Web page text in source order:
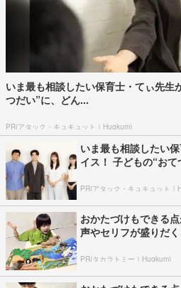
いま最も相談したい保育士・てぃ先生
つだい”に、どん...
PR(アタック・キュキュット｜Hugkum)
いま最も相談したい
イス！ 子どもの“お
PR(アタック・キュキュット｜
おかたづけもできる
声やセリフが盛りだ
PR(タカラトミー｜Hugkum)